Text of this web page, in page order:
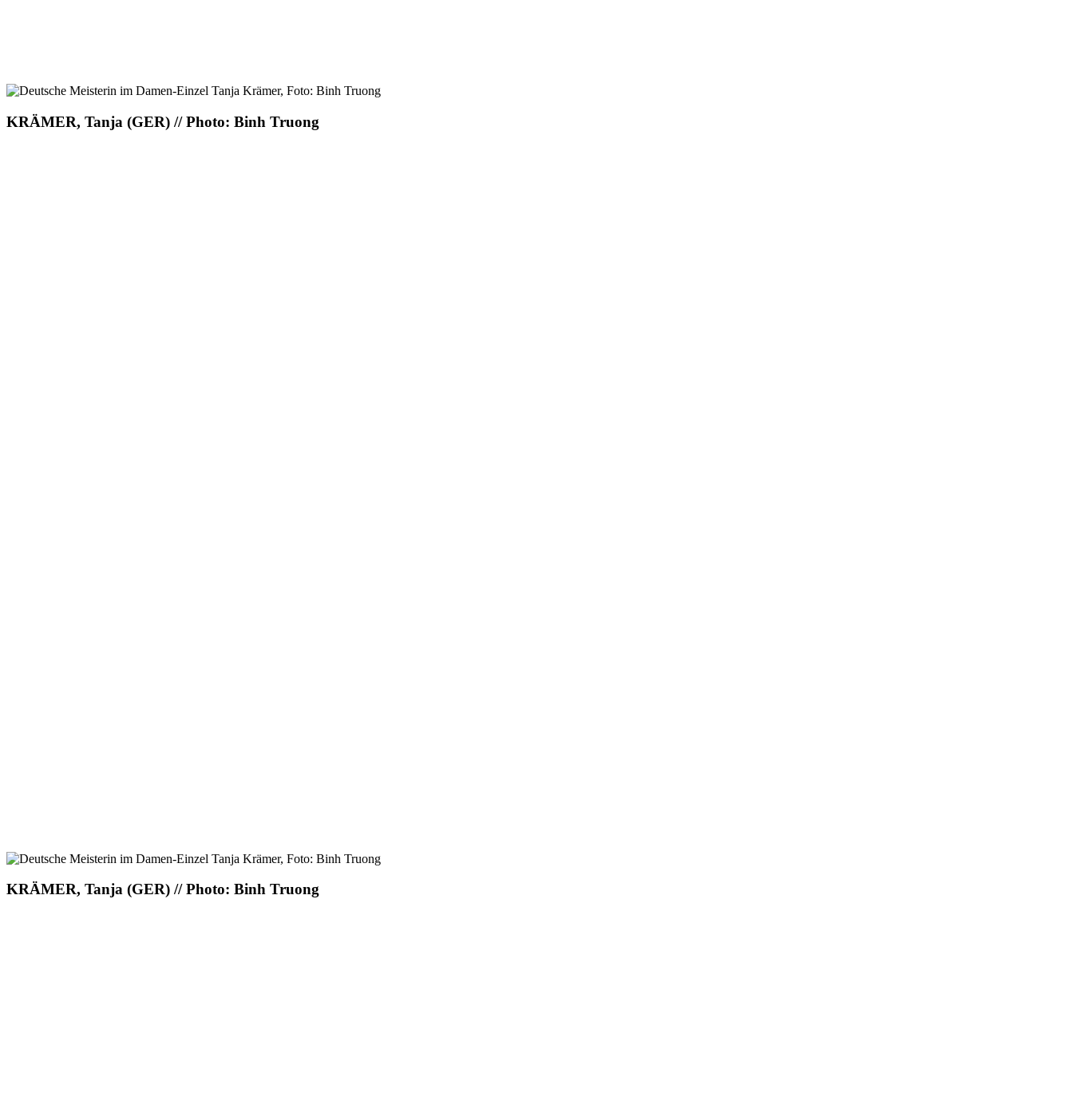
KRÄMER, Tanja (GER) // Photo: Binh Truong
KRÄMER, Tanja (GER) // Photo: Binh Truong